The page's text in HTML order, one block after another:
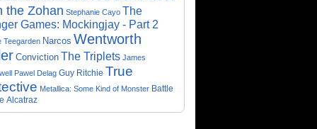
the Zohan Stephanie Cayo The
Games: Mockingjay - Part 2
Teegarden Narcos Wentworth
Conviction The Triplets James
Pawel Delag Guy Ritchie True
Metallica: Some Kind of Monster Battle
Alcatraz